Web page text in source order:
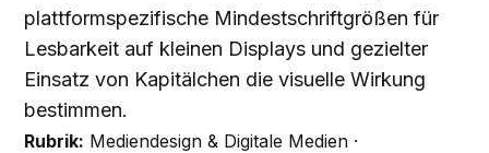
plattformspezifische Mindestschriftgrößen für
Lesbarkeit auf kleinen Displays und gezielter
Einsatz von Kapitälchen die visuelle Wirkung
bestimmen.
Rubrik: Mediendesign & Digitale Medien ·